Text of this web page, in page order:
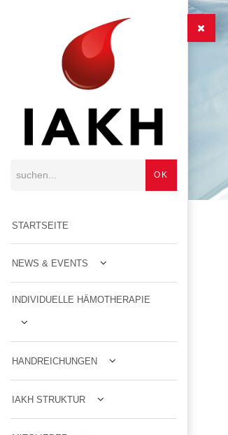
STARTSEITE
NEWS & EVENTS
INDIVIDUELLE HÄMOTHERAPIE
HANDREICHUNGEN
IAKH STRUKTUR